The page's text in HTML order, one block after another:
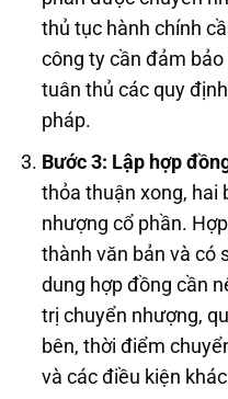
thủ tục hành chính
công ty cần đảm
tuân thủ các quy
pháp.
Bước 3: Lập hợp
thỏa thuận xong, hai
nhượng cổ phần.
thành văn bản và có
dung hợp đồng cần
trị chuyển nhượng,
bên, thời điểm
và các điều kiện